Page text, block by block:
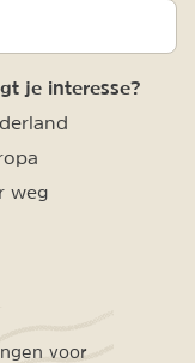
je interesse?
weg
voor